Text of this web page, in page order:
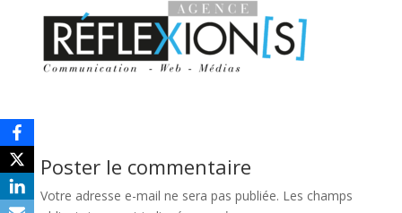
Poster le commentaire
Votre adresse e-mail ne sera pas publiée. Les champs